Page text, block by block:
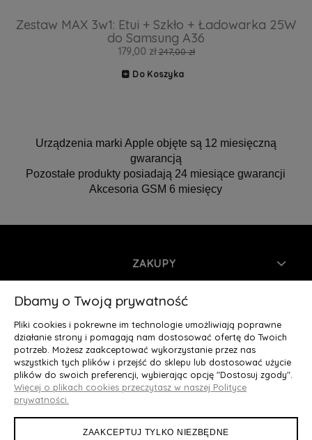
Zestaw MAX 3w1: Etui + Szkło + Ładowarka 25W
do Samsung A36
179,00 zł 247,00 zł
Do Koszyka
Urządzenia marki Apple objęte są 12 miesięczną
gwarancją
Pozostałe produkty posiadają 24 miesiące gwarancji
Akcesoria GSM 6 miesięcy
ZAKUPY
INFORMACJE
MOJE KONTO
O NAS
Deluxury.pl
Dbamy o Twoją prywatność
Pliki cookies i pokrewne im technologie umożliwiają poprawne
działanie strony i pomagają nam dostosować ofertę do Twoich
potrzeb. Możesz zaakceptować wykorzystanie przez nas
wszystkich tych plików i przejść do sklepu lub dostosować użycie
plików do swoich preferencji, wybierając opcję "Dostosuj zgody".
Więcej o plikach cookies przeczytasz w naszej Polityce
prywatności.
ZAAKCEPTUJ TYLKO NIEZBĘDNE